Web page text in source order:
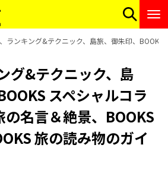
ランキング&テクニック、島旅、御朱印、BOOKS
グ&テクニック、島
スペシャルコラ
の名言＆絶景、BOOKS
旅の読み物のガイ